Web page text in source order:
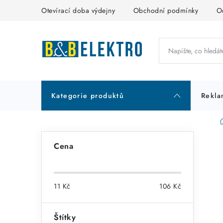
Otevírací doba výdejny Obchodní podmínky
Kategorie produktů
t
Cena
11 Kč 106 Kč
Štítky